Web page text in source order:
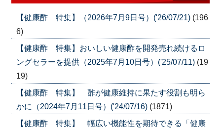
【健康酢 特集】（2026年7月9日号）('26/07/21) (196
6)
【健康酢 特集】おいしい健康酢を開発売れ続けるロ
ングセラーを提供（2025年7月10日号）('25/07/11) (19
19)
【健康酢 特集】 酢が健康維持に果たす役割も明ら
かに（2024年7月11日号）('24/07/16) (1871)
【健康酢 特集】 幅広い機能性を期待できる「健康